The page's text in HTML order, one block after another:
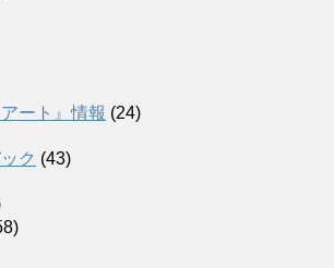
ート』情報 (24)
ク (43)